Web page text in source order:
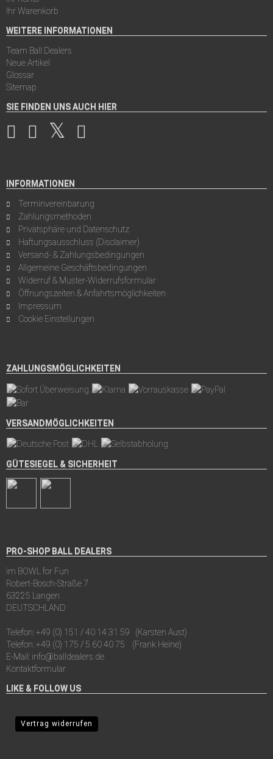
Ihr Warenkorb
WEITERE INFORMATIONEN
Team Ball Dealers
Neue Artikel
Glossar
Sitemap
SIE FINDEN UNS AUCH HIER
INFORMATIONEN
Terminvereinbarung
Zahlungsmethoden
Privatsphäre und Datenschutz
Haftungsausschluss (Disclaimer)
Versand- & Zahlungsbedingungen
Allgemeine Geschäftsbedingungen
Widerruf & Muster-Widerrufsformular
Öffnungszeiten & Anfahrtsmöglichkeiten
Impressum
Cookie Einstellungen
ZAHLUNGSMÖGLICHKEITEN
VERSANDMÖGLICHKEITEN
GÜTESIEGEL & SICHERHEIT
PRO-SHOP BALL DEALERS
im BOWL for Fun
Robert-Bosch-Straße 7
63225 Langen
DEUTSCHLAND
Telefon:+49 (0) 151 / 40 14 31 59
(Karsten Aust)
Telefon:+49 (0) 175 / 5 60 40 75
(Frank Heine)
E-Mail: info@balldealers.de
Kontaktformular
LIKE & FOLLOW US
Vertrag widerrufen